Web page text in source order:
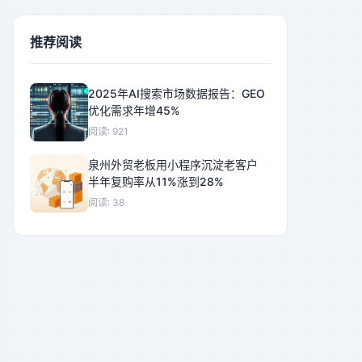
推荐阅读
2025年AI搜索市场数据报告：GEO
优化需求年增45%
阅读: 921
泉州外贸老板用小程序沉淀老客户
半年复购率从11%涨到28%
阅读: 38